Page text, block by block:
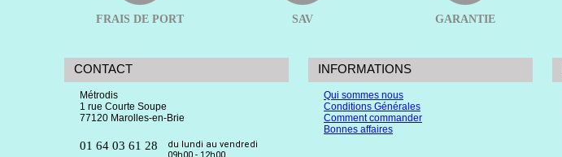
FRAIS DE PORT SAV GARANTIE
CONTACT
Métrodis
1 rue Courte Soupe
77120 Marolles-en-Brie
01 64 03 61 28
du lundi au vendredi
INFORMATIONS
Qui sommes nous
Conditions Générales
Comment commander
Bonnes affaires